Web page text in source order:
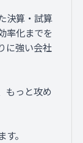
決算・試算
率化までを
に強い会社
もっと攻め
。